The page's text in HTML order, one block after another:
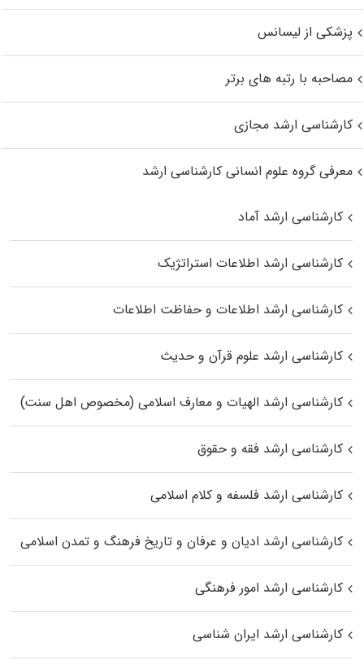
پزشکی از لیسانس
مصاحبه با رتبه های برتر
کارشناسی ارشد مجازی
معرفی گروه علوم انسانی کارشناسی ارشد
کارشناسی ارشد آماد
کارشناسی ارشد اطلاعات استراتژیک
کارشناسی ارشد اطلاعات و حفاظت اطلاعات
کارشناسی ارشد علوم قرآن و حدیث
کارشناسی ارشد الهیات و معارف اسلامی (مخصوص اهل سنت)
کارشناسی ارشد فقه و حقوق
کارشناسی ارشد فلسفه و کلام اسلامی
کارشناسی ارشد ادیان و عرفان و تاریخ فرهنگ و تمدن اسلامی
کارشناسی ارشد امور فرهنگی
کارشناسی ارشد ایران شناسی